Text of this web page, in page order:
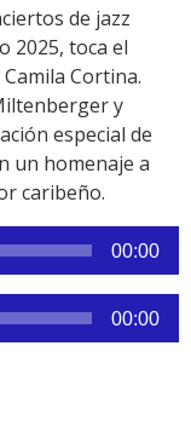
de jazz
2025, toca el
Cortina.
y
especial de
un homenaje a
caribeño.
00:00
00:00